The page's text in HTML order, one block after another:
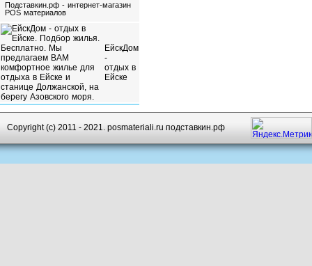
Подставкин.рф - интернет-магазин
POS материалов
ЕйскДом
-
отдых в
Ейске
Copyright (c) 2011 - 2021. posmateriali.ru подставкин.рф